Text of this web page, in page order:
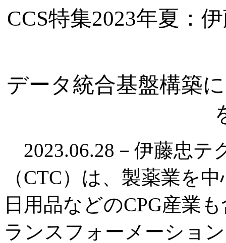
CCS特集2023年夏：
データ統合基盤構築
2023.06.28－伊藤忠テ
（CTC）は、製薬業を
日用品などのCPG産業
ランスフォーメーショ